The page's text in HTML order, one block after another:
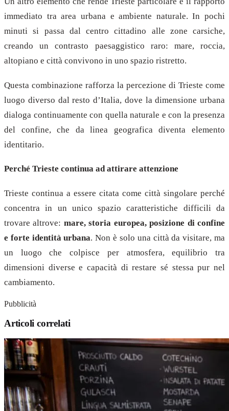
immediato tra area urbana e ambiente naturale. In pochi
minuti si passa dal centro cittadino alle zone carsiche,
creando un contrasto paesaggistico raro: mare, roccia,
altopiano e città convivono in uno spazio ristretto.
Questa combinazione rafforza la percezione di Trieste come
luogo diverso dal resto d’Italia, dove la dimensione urbana
dialoga continuamente con quella naturale e con la presenza
del confine, che da linea geografica diventa elemento
identitario.
Perché Trieste continua ad attirare attenzione
Trieste continua a essere citata come città singolare perché
concentra in un unico spazio caratteristiche difficili da
trovare altrove: mare, storia europea, posizione di confine
e forte identità urbana. Non è solo una città da visitare, ma
un luogo che colpisce per atmosfera, equilibrio tra
dimensioni diverse e capacità di restare sé stessa pur nel
cambiamento.
Pubblicità
Articoli correlati